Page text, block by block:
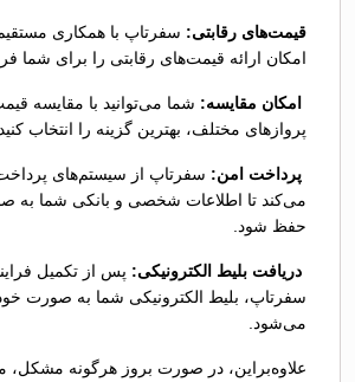
قیمت‌های رقابتی: سفرتاپ با همکاری مستقیم
امکان ارائه قیمت‌های رقابتی را برای شما
امکان مقایسه: شما می‌توانید با مقایسه
پروازهای مختلف، بهترین گزینه را انتخاب کنید.
پرداخت امن: سفرتاپ از سیستم‌های
می‌کند تا اطلاعات شخصی و بانکی شما به‌
حفظ شود.
دریافت بلیط الکترونیکی: پس از تکمیل
سفرتاپ، بلیط الکترونیکی شما به‌ صورت
می‌شود.
علاوه‌براین، در صورت بروز هرگونه مشکل،